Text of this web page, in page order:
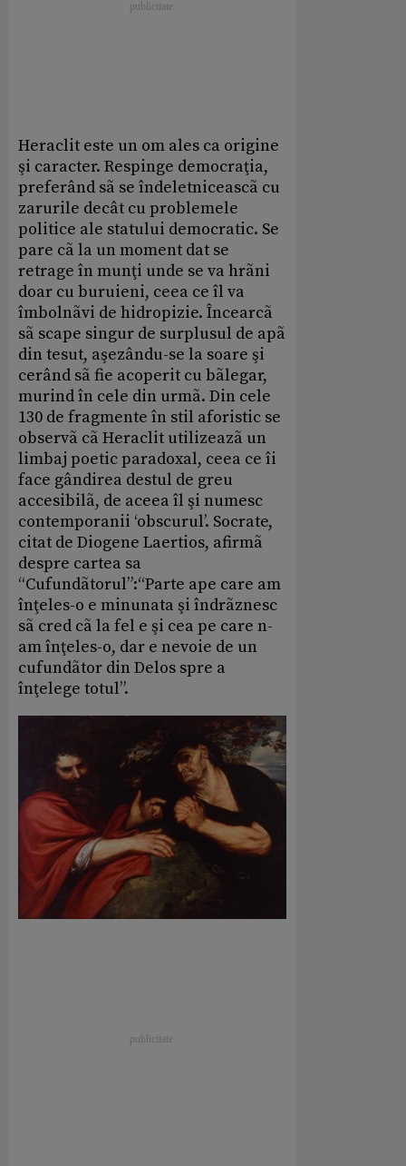
Heraclit este un om ales ca origine
şi caracter. Respinge democraţia,
preferând sã se îndeletniceascã cu
zarurile decât cu problemele
politice ale statului democratic. Se
pare cã la un moment dat se
retrage în munţi unde se va hrãni
doar cu buruieni, ceea ce îl va
îmbolnãvi de hidropizie. Încearcã
sã scape singur de surplusul de apã
din tesut, aşezându-se la soare şi
cerând sã fie acoperit cu bãlegar,
murind în cele din urmã. Din cele
130 de fragmente în stil aforistic se
observã cã Heraclit utilizeazã un
limbaj poetic paradoxal, ceea ce îi
face gândirea destul de greu
accesibilã, de aceea îl şi numesc
contemporanii ‘obscurul’. Socrate,
citat de Diogene Laertios, afirmã
despre cartea sa
“Cufundãtorul”:“Parte ape care am
înţeles-o e minunata şi îndrãznesc
sã cred cã la fel e şi cea pe care n-
am înţeles-o, dar e nevoie de un
cufundãtor din Delos spre a
înţelege totul”.